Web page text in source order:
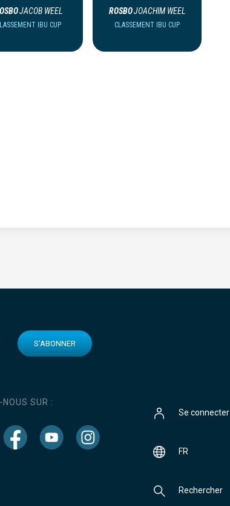
JACOB WEEL
IBU CUP
ROSBOJOACHIM WEEL
CLASSEMENT IBU CUP
S'ABONNER
SUR :
Se connecter
FR
Rechercher